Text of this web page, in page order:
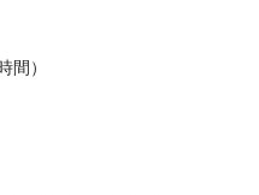
間）